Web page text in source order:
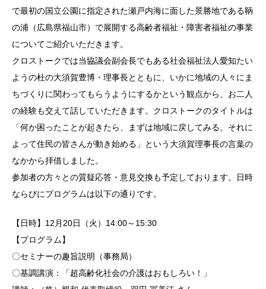
で最初の国立公園に指定された瀬戸内海に面した景勝地である鞆
の浦（広島県福山市）で展開する高齢者福祉・障害者福祉の事業
についてご紹介いただきます。
クロストークでは当協議会副会長でもある社会福祉法人愛知たい
ようの杜の大須賀豊博・理事長とともに、いかに地域の人々にま
ちづくりに関わってもらうようにするかという観点から、お二人
の経験も交えて話していただきます。クロストークのタイトルは
「何か困ったことが起きたら、まずは地域に戻してみる。それに
よって住民の皆さんが動き始める」という大須賀理事長の言葉の
なかから拝借しました。
参加者の方々との質疑応答・意見交換も予定しております。日時
ならびにプログラムは以下の通りです。
【日時】12月20日（火）14:00～15:30
【プログラム】
〇セミナーの趣旨説明（事務局）
〇基調講演：「超高齢化社会の介護はおもしろい！」